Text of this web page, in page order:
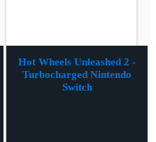
Hot Wheels Unleashed 2 -
Turbocharged Nintendo
Switch